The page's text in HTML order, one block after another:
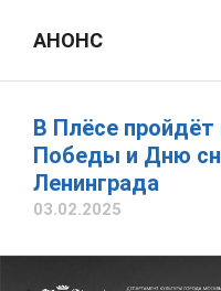
Вход в личный кабинет
Общественная приемная
Трофимова
Написать обращение
АНОНС
В Плёсе
Победы и Дню
Ленинграда
03.02.2025